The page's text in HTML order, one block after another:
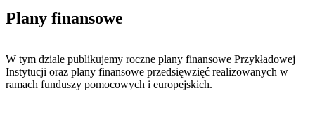
Plany finansowe
W tym dziale publikujemy roczne plany finansowe Przykładowej
Instytucji oraz plany finansowe przedsięwzięć realizowanych w
ramach funduszy pomocowych i europejskich.